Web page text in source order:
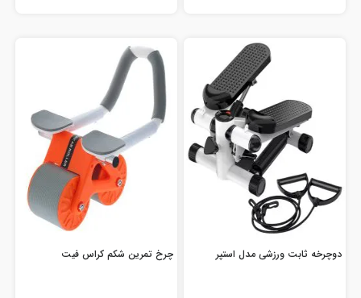
دوچرخه ثابت ورزشی مدل استپر چرخ تمرین شکم کراس فیت